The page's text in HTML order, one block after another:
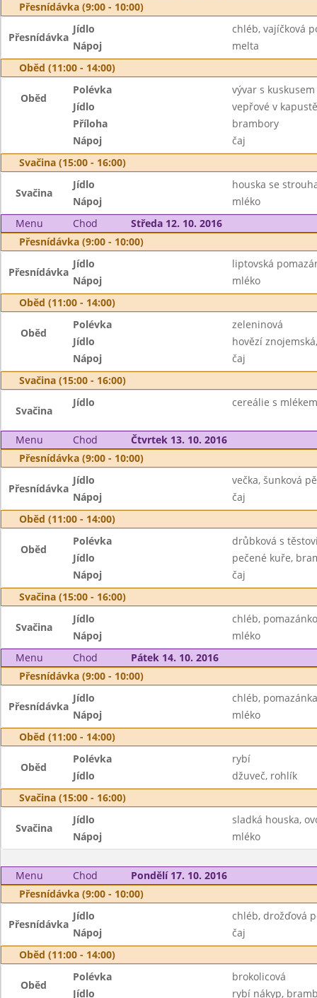
Přesnídávka (9:00 - 10:00)
Přesnídávka
Jídlo
chléb, vajíčková
Nápoj
melta
Oběd (11:00 - 14:00)
Oběd
Polévka
vývar s kuskusem
Jídlo
vepřové v kapustě
Příloha
brambory
Nápoj
čaj
Svačina (15:00 - 16:00)
Svačina
Jídlo
houska se
Nápoj
mléko
Menu
Chod
Středa 12. 10. 2016
Přesnídávka (9:00 - 10:00)
Přesnídávka
Jídlo
liptovská
Nápoj
mléko
Oběd (11:00 - 14:00)
Oběd
Polévka
zeleninová
Jídlo
hovězí
Nápoj
čaj
Svačina (15:00 - 16:00)
Svačina
Jídlo cereálie s
Menu Chod
Čtvrtek 13. 10. 2016
Přesnídávka (9:00 - 10:00)
Přesnídávka
Jídlo
večka, šunková
Nápoj
čaj
Oběd (11:00 - 14:00)
Oběd
Polévka
drůbková s
Jídlo
pečené kuře,
Nápoj
čaj
Svačina (15:00 - 16:00)
Svačina
Jídlo
chléb,
Nápoj
mléko
Menu
Chod
Pátek 14. 10. 2016
Přesnídávka (9:00 - 10:00)
Přesnídávka
Jídlo
chléb,
Nápoj
mléko
Oběd (11:00 - 14:00)
Oběd
Polévka
rybí
Jídlo
džuveč, rohlík
Svačina (15:00 - 16:00)
Svačina
Jídlo
sladká houska,
Nápoj
mléko
Menu Chod
Pondělí 17. 10. 2016
Přesnídávka (9:00 - 10:00)
Přesnídávka
Jídlo
chléb, drožďová
Nápoj
čaj
Oběd (11:00 - 14:00)
Oběd
Polévka
brokolicová
Jídlo
rybí nákyp,